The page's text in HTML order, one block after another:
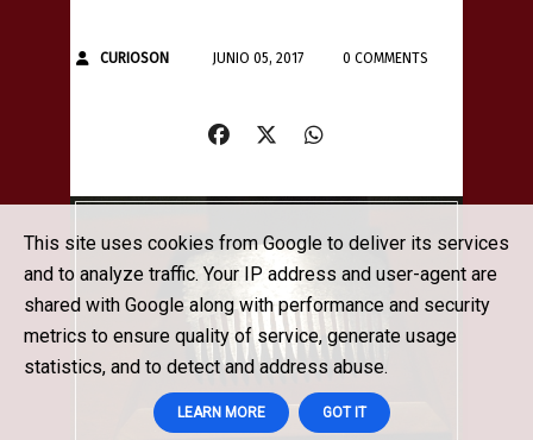
CURIOSON JUNIO 05, 2017 0 COMMENTS
This site uses cookies from Google to deliver its services
and to analyze traffic. Your IP address and user-agent are
shared with Google along with performance and security
metrics to ensure quality of service, generate usage
statistics, and to detect and address abuse.
LEARN MORE GOT IT